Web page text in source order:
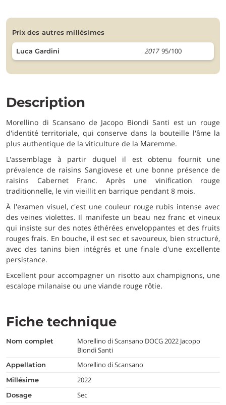
prix des autres millésimes
Luca Gardini 2017 95/100
Description
Morellino di Scansano de Jacopo Biondi Santi est un rouge
d'identité territoriale, qui conserve dans la bouteille l'âme la
plus authentique de la viticulture de la Maremme.
L'assemblage à partir duquel il est obtenu fournit une
prévalence de raisins Sangiovese et une bonne présence de
raisins Cabernet Franc. Après une vinification rouge
traditionnelle, le vin vieillit en barrique pendant 8 mois.
À l'examen visuel, c'est une couleur rouge rubis intense avec
des veines violettes. Il manifeste un beau nez franc et vineux
qui insiste sur des notes éthérées enveloppantes et des fruits
rouges frais. En bouche, il est sec et savoureux, bien structuré,
avec des tanins bien intégrés et une finale d'une excellente
persistance.
Excellent pour accompagner un risotto aux champignons, une
escalope milanaise ou une viande rouge rôtie.
Fiche technique
nom complet
Morellino di Scansano DOCG 2022 Jacopo
Biondi Santi
appellation Morellino di Scansano
millésime 2022
dosage Sec